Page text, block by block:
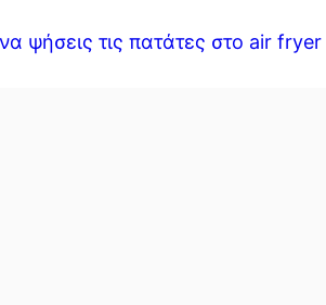
ψήσεις τις πατάτες στο air